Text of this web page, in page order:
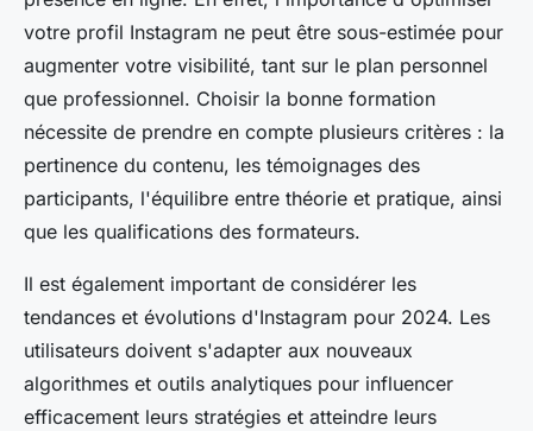
votre profil Instagram ne peut être sous-estimée pour
augmenter votre visibilité, tant sur le plan personnel
que professionnel. Choisir la bonne formation
nécessite de prendre en compte plusieurs critères : la
pertinence du contenu, les témoignages des
participants, l'équilibre entre théorie et pratique, ainsi
que les qualifications des formateurs.
Il est également important de considérer les
tendances et évolutions d'Instagram pour 2024. Les
utilisateurs doivent s'adapter aux nouveaux
algorithmes et outils analytiques pour influencer
efficacement leurs stratégies et atteindre leurs